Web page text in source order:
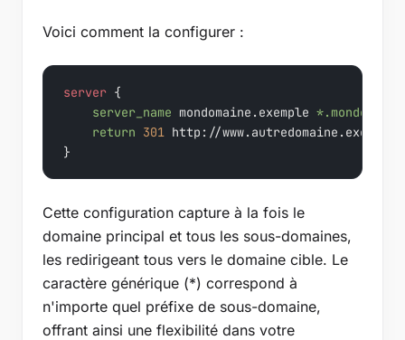
Voici comment la configurer :
server {
server_name mondomaine.exemple
return 301 http://www.autredomaine.exemple
}
Cette configuration capture à la fois le
domaine principal et tous les sous-domaines,
les redirigeant tous vers le domaine cible. Le
caractère générique (*) correspond à
n'importe quel préfixe de sous-domaine,
offrant ainsi une flexibilité dans votre